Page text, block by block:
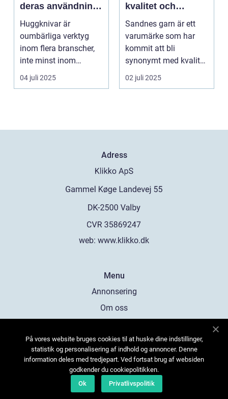
deras användning
och betydelse
Huggknivar är
oumbärliga verktyg
inom flera branscher,
inte minst inom
skogsindustrin och ...
04 juli 2025
kvalitet och
tradition
Sandnes garn är ett
varumärke som har
kommit att bli
synonymt med kvalitet
och tradition i...
02 juli 2025
Adress
web: www.klikko.dk
Menu
Annonsering
Om oss
Kontakta oss
Sitemap
På vores website bruges cookies til at huske dine indstillinger,
statistik og personalisering af indhold og annoncer. Denne
information deles med tredjepart. Ved fortsat brug af websiden
godkender du cookiepolitikken.
Ok
Privatlivspolitik